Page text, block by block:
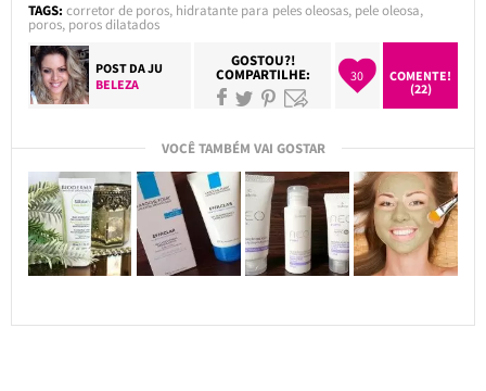
TAGS: corretor de poros, hidratante para peles oleosas, pele oleosa,
poros, poros dilatados
POST DAJU
BELEZA
GOSTOU?!
COMPARTILHE: 30
COMENTE!
(22)
VOCÊ TAMBÉM VAI GOSTAR